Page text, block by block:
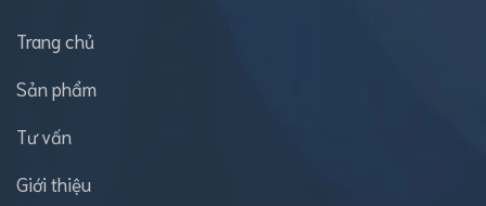
Trang chủ
Sản phẩm
Tư vấn
Giới thiệu